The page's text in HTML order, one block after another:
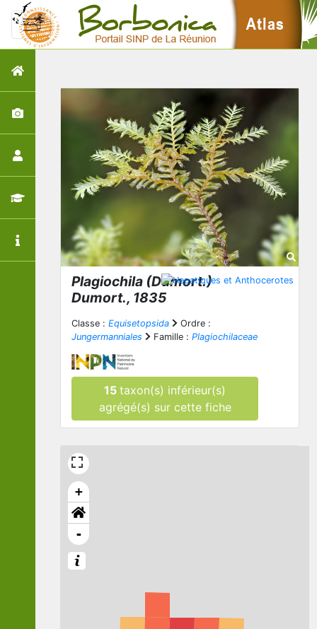
Plagiochila (Dumort.)
Dumort., 1835
Classe : Equisetopsida
Ordre :
Jungermanniales
Famille : Plagiochilaceae
15taxon(s) inférieur(s)
agrégé(s) sur cette fiche
+
-